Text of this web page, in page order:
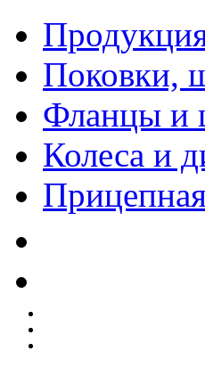
Поковки,
Фланцы и
Колеса и